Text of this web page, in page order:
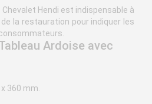
Chevalet Hendi est indispensable à
la restauration pour indiquer les
Ardoise avec
360 mm.